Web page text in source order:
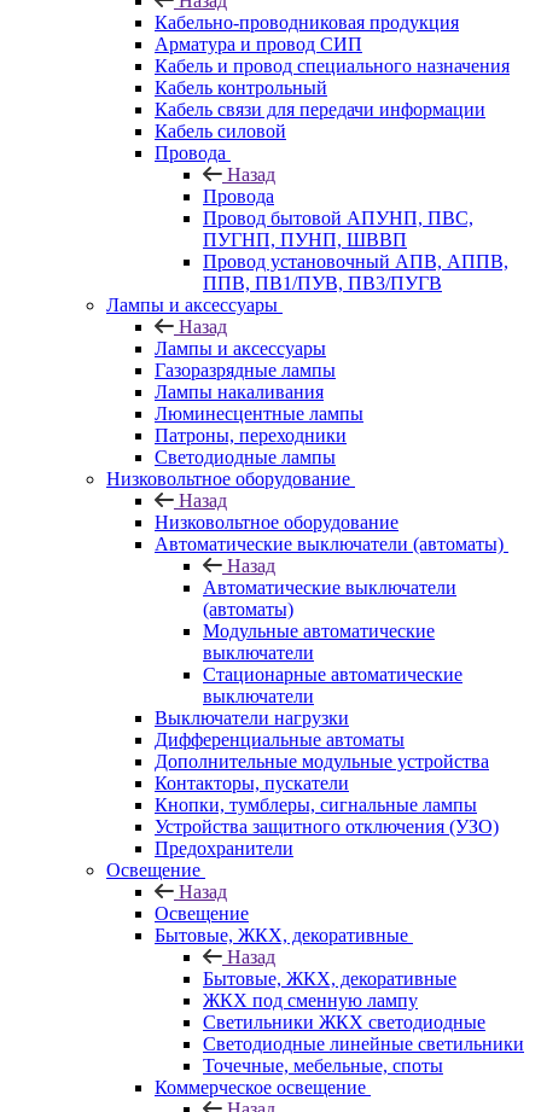
Кабельно-проводниковая продукция
Арматура и провод СИП
Кабель и провод специального назначения
Кабель контрольный
Кабель связи для передачи информации
Кабель силовой
Провода
Назад
Провода
Провод бытовой АПУНП, ПВС,
ПУГНП, ПУНП, ШВВП
Провод установочный АПВ, АППВ,
ППВ, ПВ1/ПУВ, ПВ3/ПУГВ
Лампы и аксессуары
Назад
Лампы и аксессуары
Газоразрядные лампы
Лампы накаливания
Люминесцентные лампы
Патроны, переходники
Светодиодные лампы
Низковольтное оборудование
Назад
Низковольтное оборудование
Автоматические выключатели (автоматы)
Назад
Автоматические выключатели
(автоматы)
Модульные автоматические
выключатели
Стационарные автоматические
выключатели
Выключатели нагрузки
Дифференциальные автоматы
Дополнительные модульные устройства
Контакторы, пускатели
Кнопки, тумблеры, сигнальные лампы
Устройства защитного отключения (УЗО)
Предохранители
Освещение
Назад
Освещение
Бытовые, ЖКХ, декоративные
Назад
Бытовые, ЖКХ, декоративные
ЖКХ под сменную лампу
Светильники ЖКХ светодиодные
Светодиодные линейные светильники
Точечные, мебельные, споты
Коммерческое освещение